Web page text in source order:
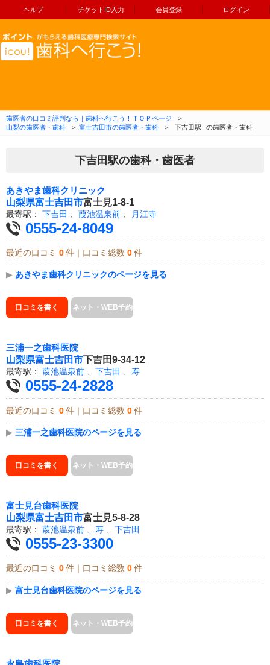
ヘルプ チケットID入力 会員登録 ログイン
コンテンツへ移動
歯医者の口コミ評判なら｜歯科へ行こう！ＴＯＰページ
＞
山梨の歯医者・歯科
＞ 富士吉田市の歯医者・歯科 ＞ 下吉田駅 の歯医者・歯科
下吉田駅の歯科・歯医者
あきやま歯科クリニック
山梨県富士吉田市富士見1-8-1
最寄駅： 下吉田 葭池温泉前 月江寺
0555-24-8049
最近の口コミ 0 件｜口コミ総数 0 件
▶ あきやま歯科クリニックのページを見る
口コミを書く ネット・WEB予約
三浦一之歯科医院
山梨県富士吉田市下吉田9-34-12
最寄駅： 葭池温泉前 、 下吉田 、 寿
0555-24-2828
最近の口コミ 0 件｜口コミ総数 0 件
▶ 三浦一之歯科医院のページを見る
口コミを書く ネット・WEB予約
富士見台歯科医院
山梨県富士吉田市富士見5-8-28
最寄駅： 葭池温泉前 寿 下吉田
0555-23-3300
最近の口コミ 0 件｜口コミ総数 0 件
▶ 富士見台歯科医院のページを見る
口コミを書く ネット・WEB予約